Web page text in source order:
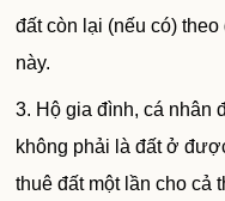
đất còn lại (nếu có)
này.
3. Hộ gia đình, cá nhân
không phải là đất ở
thuê đất một lần cho cả